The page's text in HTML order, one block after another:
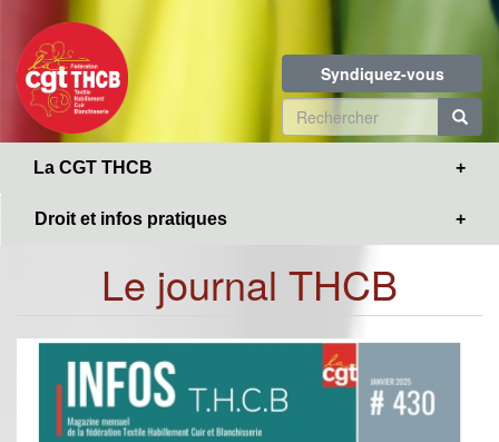
contenu
principal
Syndiquez-vous
Formulaire
de
La CGT THCB
Droit et infos pratiques
Le journal THCB